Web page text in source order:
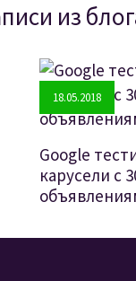
из
18.05.2018
Google
карусели с